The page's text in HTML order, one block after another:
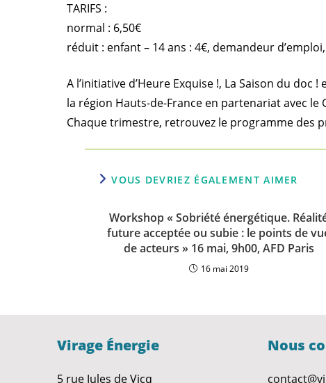
TARIFS :
normal : 6,50€
réduit : enfant – 14 ans : 4€, demandeur
A l’initiative d’Heure Exquise !, La Saison du
la région Hauts-de-France en partenariat avec le
Chaque trimestre, retrouvez le programme des
VOUS DEVRIEZ ÉGALEMENT AIMER
Workshop « Sobriété énergétique.
future acceptée ou subie : le points de
de acteurs » 16 mai, 9h00, AFD Paris
16 mai 2019
Virage Énergie
5 rue Jules de Vicq
Nous